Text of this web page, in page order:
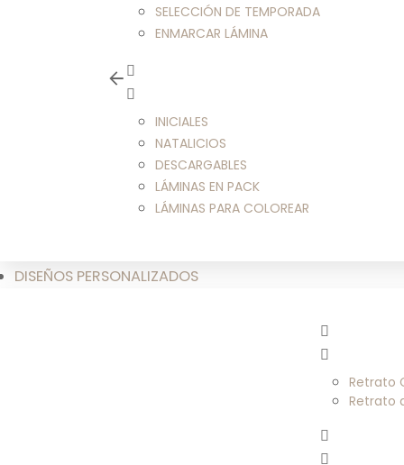
SELECCIÓN DE TEMPORADA
ENMARCAR LÁMINA
INICIALES
NATALICIOS
DESCARGABLES
LÁMINAS EN PACK
LÁMINAS PARA COLOREAR
DISEÑOS PERSONALIZADOS
Retrato
Retrato